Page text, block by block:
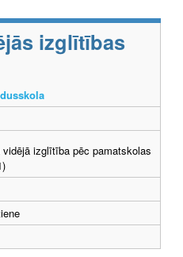
izglītības
vidējā izglītība pēc pamatskolas